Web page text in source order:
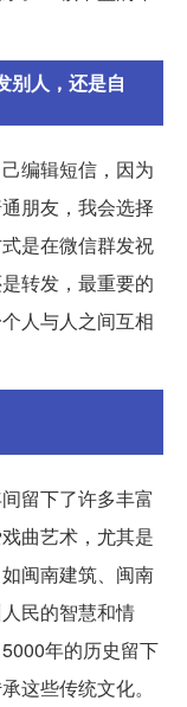
别人，还是自
编辑短信，因为
朋友，我会选择
是在微信群发祝
转发，最重要的
人与人之间互相
留下了许多丰富
曲艺术，尤其是
闽南建筑、闽南
民的智慧和情
年的历史留下
这些传统文化。